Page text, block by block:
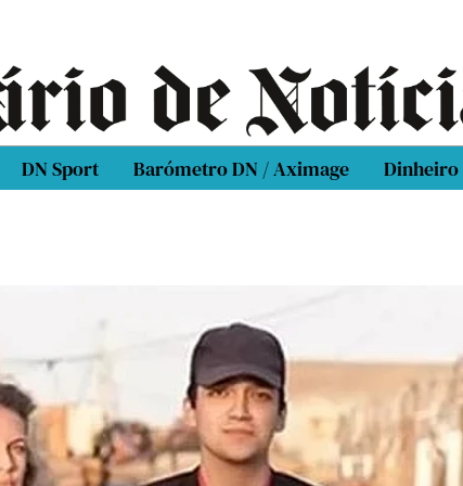
DN Sport Barómetro DN / Aximage Dinheiro